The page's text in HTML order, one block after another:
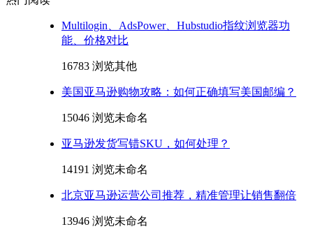
Multilogin、AdsPower、Hubstudio指纹浏览器功
能、价格对比
16783 浏览其他
美国亚马逊购物攻略：如何正确填写美国邮编？
15046 浏览未命名
亚马逊发货写错SKU，如何处理？
14191 浏览未命名
北京亚马逊运营公司推荐，精准管理让销售翻倍
13946 浏览未命名